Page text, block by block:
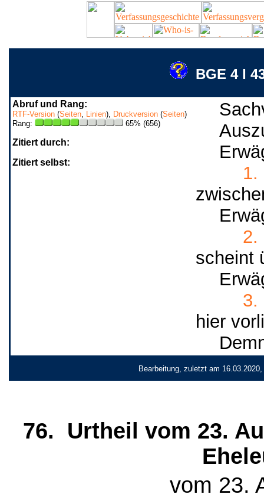
BGE 4 I
Abruf und Rang:
RTF-Version (Seiten, Linien), Druckversion (Seiten)
Rang:
65% (656)
Zitiert durch:
Zitiert selbst:
1.
2.
scheint
3.
hier
Bearbeitung, zuletzt am
76. Urtheil vom 23.
vom 23.